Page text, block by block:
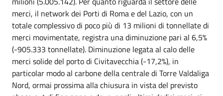
merci, il network dei Porti di Roma e del Lazio, con un
totale complessivo di poco più di 13 milioni di tonnellate di
merci movimentate, registra una diminuzione pari al 6,5%
(-905.333 tonnellate). Diminuzione legata al calo delle
merci solide del porto di Civitavecchia (-17,2%), in
particolar modo al carbone della centrale di Torre Valdaliga
Nord, ormai prossima alla chiusura in vista del previsto